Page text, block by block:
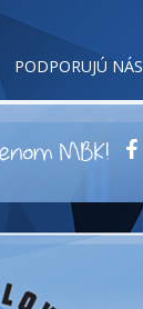
PODPORUJÚ NÁS